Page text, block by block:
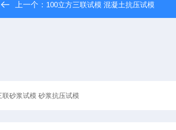
上一个： 100立方三联试模 混凝土抗压试模